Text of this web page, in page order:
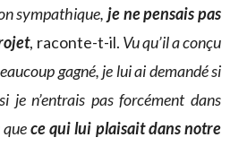
sympathique, je ne pensais pas
, raconte-t-il. Vu qu’il a conçu
gagné, je lui ai demandé si
je n’entrais pas forcément dans
quece qui lui plaisait dans notre